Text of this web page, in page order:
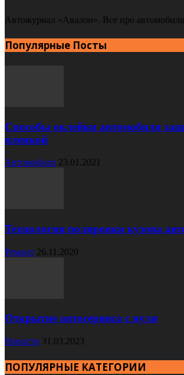
Автожурнал «Авалон». Все про
Популярные Посты
Способы оклейки автомобиля
пленкой
Автомобили 23.01.2021
Технология полировки кузова
Ремонт 26.11.2020
Открытие автосервиса с нуля
Новости 31.03.2023
ПОПУЛЯРНЫЕ КАТЕГОРИИ